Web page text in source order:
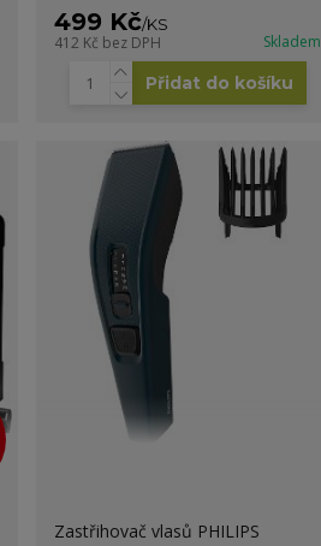
499 Kč/KS
412 Kč bez DPH Skladem
Přidat do košíku
Zastřihovač vlasů PHILIPS